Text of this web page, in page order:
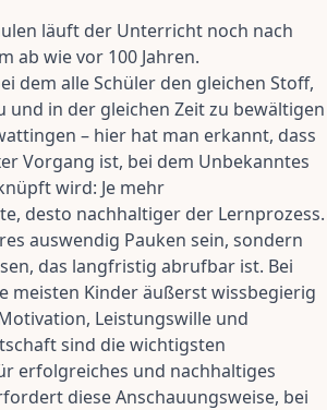
läuft der Unterricht noch nach
ab wie vor 100 Jahren.
dem alle Schüler den gleichen Stoff,
und in der gleichen Zeit zu bewältigen
– hier hat man erkannt, dass
Vorgang ist, bei dem Unbekanntes
wird: Je mehr
desto nachhaltiger der Lernprozess.
auswendig Pauken sein, sondern
das langfristig abrufbar ist. Bei
meisten Kinder äußerst wissbegierig
Leistungswille und
sind die wichtigsten
erfolgreiches und nachhaltiges
diese Anschauungsweise, bei